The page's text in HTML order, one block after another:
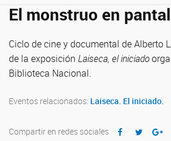
El monstruo en
Ciclo de cine y documental de Alberto
de la exposición Laiseca, el iniciado
Biblioteca Nacional.
Eventos relacionados: Laiseca. El iniciado.
Compartir en redes sociales